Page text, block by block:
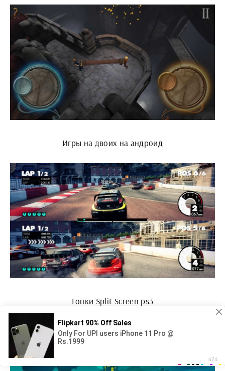
Игры на двоих на андроид
Гонки Split Screen ps3